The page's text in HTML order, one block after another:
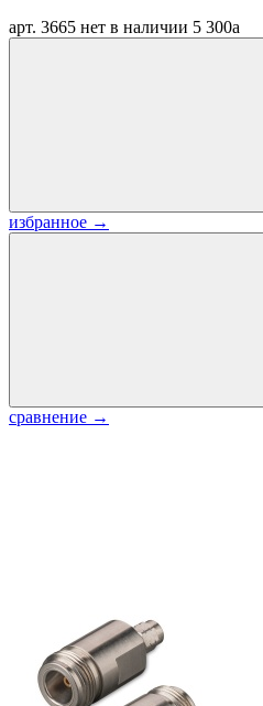
арт. 3665 нет в наличии 5 300a
избранное →
сравнение →